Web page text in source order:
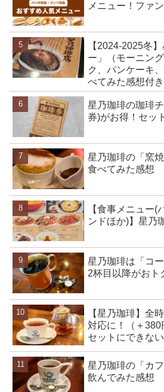
メニュー！ファ
【2024-2025冬
ー」（モーニン
ク、パンケーキ
べてみた感想付き
星乃珈琲の珈琲
券)がお得！セッ
星乃珈琲の「窯
食べてみた感想
【食事メニュー(
ンドほか)】星乃
星乃珈琲は「コ
2杯目以降がおト
【星乃珈琲】全
対応に！（＋380
セットにできな
星乃珈琲の「カ
飲んでみた感想